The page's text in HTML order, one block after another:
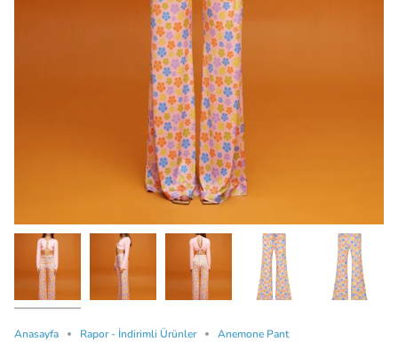
Anasayfa Rapor - İndirimli Ürünler Anemone Pant